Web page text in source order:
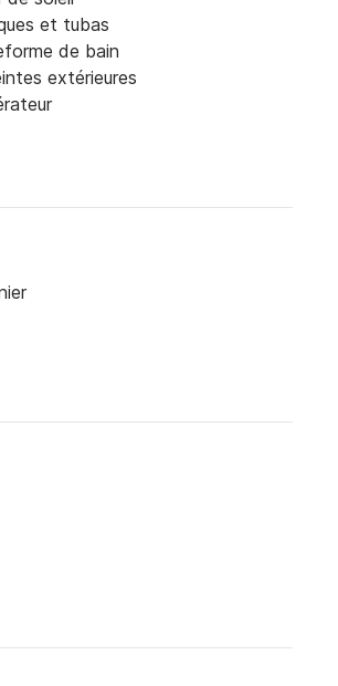
de vos préférences de
et tubas
de bain
extérieures